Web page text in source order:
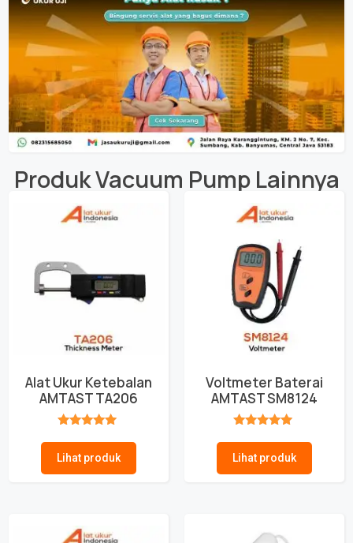
ProdukVacuum PumpLainnya
Alat Ukur Ketebalan
AMTAST TA206
Lihat produk
Voltmeter Baterai
AMTAST SM8124
Lihat produk